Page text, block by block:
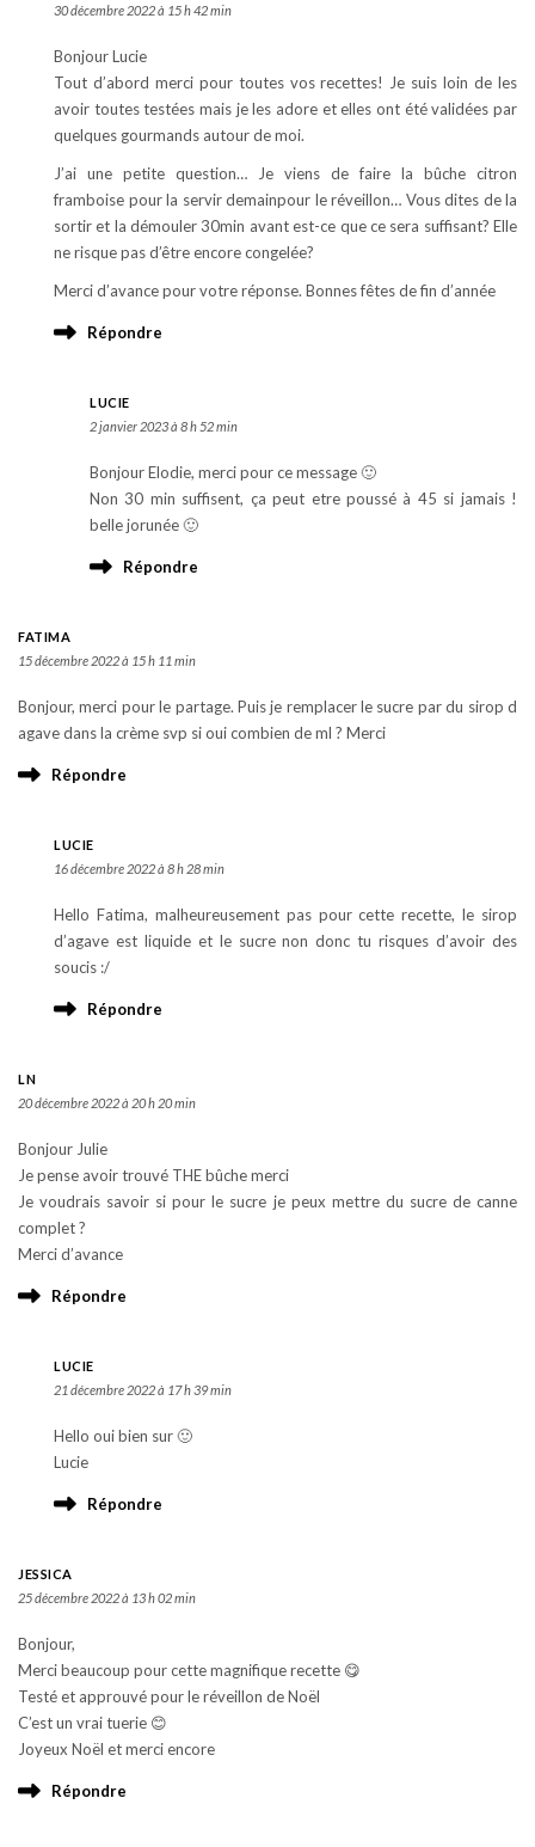
30 décembre 2022 à 15 h 42 min
Bonjour Lucie
Tout d’abord merci pour toutes vos recettes! Je suis loin de les
avoir toutes testées mais je les adore et elles ont été validées par
quelques gourmands autour de moi.
J’ai une petite question… Je viens de faire la bûche citron
framboise pour la servir demainpour le réveillon… Vous dites de la
sortir et la démouler 30min avant est-ce que ce sera suffisant? Elle
ne risque pas d’être encore congelée?
Merci d’avance pour votre réponse. Bonnes fêtes de fin d’année
Répondre
LUCIE
2 janvier 2023 à 8 h 52 min
Bonjour Elodie, merci pour ce message 🙂
Non 30 min suffisent, ça peut etre poussé à 45 si jamais !
belle jorunée 🙂
Répondre
FATIMA
15 décembre 2022 à 15 h 11 min
Bonjour, merci pour le partage. Puis je remplacer le sucre par du sirop d
agave dans la crème svp si oui combien de ml ? Merci
Répondre
LUCIE
16 décembre 2022 à 8 h 28 min
Hello Fatima, malheureusement pas pour cette recette, le sirop
d’agave est liquide et le sucre non donc tu risques d’avoir des
soucis :/
Répondre
LN
20 décembre 2022 à 20 h 20 min
Bonjour Julie
Je pense avoir trouvé THE bûche merci
Je voudrais savoir si pour le sucre je peux mettre du sucre de canne
complet ?
Merci d’avance
Répondre
LUCIE
21 décembre 2022 à 17 h 39 min
Hello oui bien sur 🙂
Lucie
Répondre
JESSICA
25 décembre 2022 à 13 h 02 min
Bonjour,
Merci beaucoup pour cette magnifique recette 😋
Testé et approuvé pour le réveillon de Noël
C’est un vrai tuerie 😊
Joyeux Noël et merci encore
Répondre